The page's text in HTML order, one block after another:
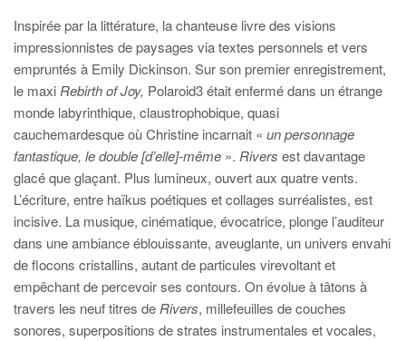
Inspirée par la littérature, la chanteuse livre des visions
impressionnistes de paysages via textes personnels et vers
empruntés à Emily Dickinson. Sur son premier enregistrement,
le maxi Rebirth of Joy, Polaroid3 était enfermé dans un étrange
monde labyrinthique, claustrophobique, quasi
cauchemardesque où Christine incarnait « un personnage
fantastique, le double [d’elle]-même ». Rivers est davantage
glacé que glaçant. Plus lumineux, ouvert aux quatre vents.
L’écriture, entre haïkus poétiques et collages surréalistes, est
incisive. La musique, cinématique, évocatrice, plonge l’auditeur
dans une ambiance éblouissante, aveuglante, un univers envahi
de flocons cristallins, autant de particules virevoltant et
empêchant de percevoir ses contours. On évolue à tâtons à
travers les neuf titres de Rivers, millefeuilles de couches
sonores, superpositions de strates instrumentales et vocales,